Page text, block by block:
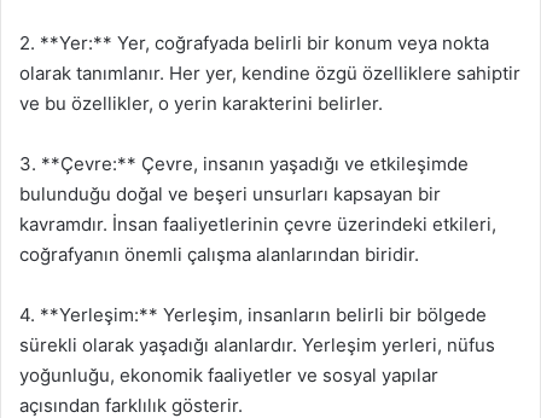
2. **Yer:** Yer, coğrafyada belirli bir konum veya nokta
olarak tanımlanır. Her yer, kendine özgü özelliklere sahiptir
ve bu özellikler, o yerin karakterini belirler.
3. **Çevre:** Çevre, insanın yaşadığı ve etkileşimde
bulunduğu doğal ve beşeri unsurları kapsayan bir
kavramdır. İnsan faaliyetlerinin çevre üzerindeki etkileri,
coğrafyanın önemli çalışma alanlarından biridir.
4. **Yerleşim:** Yerleşim, insanların belirli bir bölgede
sürekli olarak yaşadığı alanlardır. Yerleşim yerleri, nüfus
yoğunluğu, ekonomik faaliyetler ve sosyal yapılar
açısından farklılık gösterir.